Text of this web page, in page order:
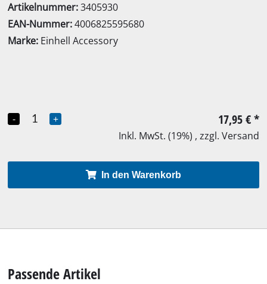
Artikelnummer:3405930
EAN-Nummer:4006825595680
Marke: Einhell Accessory
- + 17,95 €*
Inkl. MwSt. (19%) , zzgl. Versand
In den Warenkorb
Passende Artikel